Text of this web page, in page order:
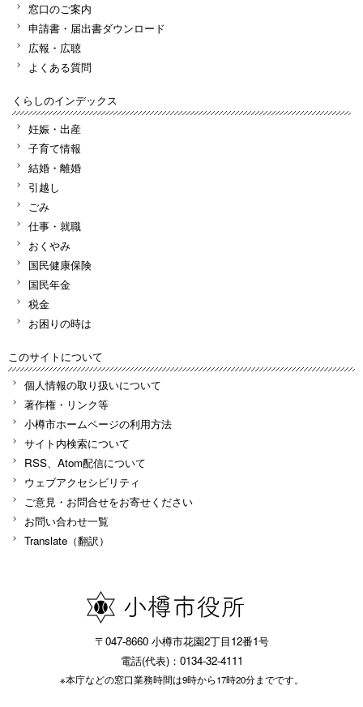
窓口のご案内
申請書・届出書ダウンロード
広報・広聴
よくある質問
くらしのインデックス
妊娠・出産
子育て情報
結婚・離婚
引越し
ごみ
仕事・就職
おくやみ
国民健康保険
国民年金
税金
お困りの時は
このサイトについて
個人情報の取り扱いについて
著作権・リンク等
小樽市ホームページの利用方法
サイト内検索について
RSS、Atom配信について
ウェブアクセシビリティ
ご意見・お問合せをお寄せください
お問い合わせ一覧
Translate（翻訳）
〒047-8660 小樽市花園2丁目12番1号
電話(代表)：0134-32-4111
※本庁などの窓口業務時間は9時から17時20分までです。